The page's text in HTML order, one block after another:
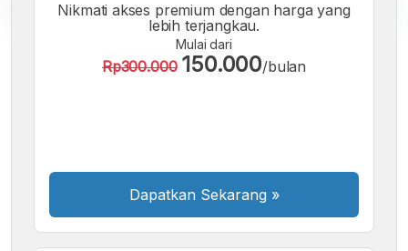
Font
A
Font
A
Font
Nikmati akses premium dengan harga yang
lebih terjangkau.
Mulai dari
Rp300.000 150.000/bulan
Dapatkan Sekarang »